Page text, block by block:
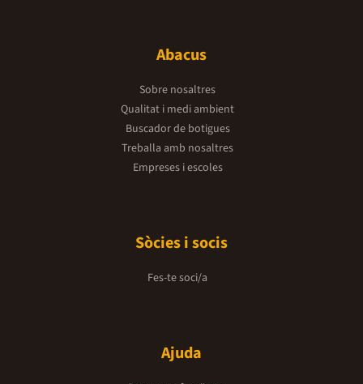
Abacus
Sobre nosaltres
Qualitat i medi ambient
Buscador de botigues
Treballa amb nosaltres
Empreses i escoles
Sòcies i socis
Fes-te soci/a
Ajuda